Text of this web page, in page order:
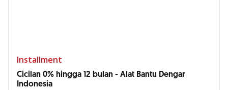
Installment
Cicilan 0% hingga 12 bulan - Alat Bantu Dengar
Indonesia